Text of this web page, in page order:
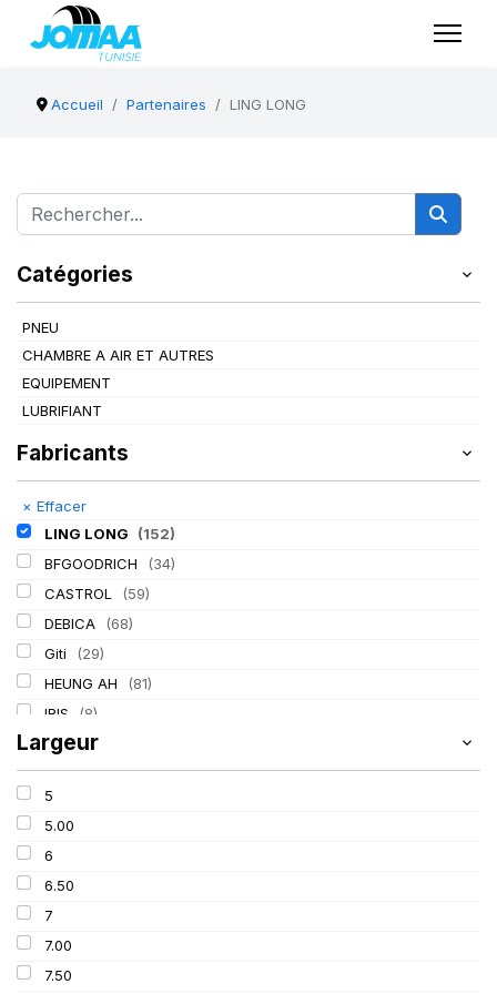
Accueil Partenaires LING LONG
Catégories
PNEU
CHAMBRE A AIR ET AUTRES
EQUIPEMENT
LUBRIFIANT
Fabricants
× Effacer
LING LONG
(152)
BFGOODRICH
(34)
CASTROL
(59)
DEBICA
(68)
Giti
(29)
HEUNG AH
(81)
IRIS
(8)
ITALMATIC
KLEBER (116)
LASSA
MICHELIN
MITAS
Mondolfo ferro
PIRELLI
PROMETEON
SCHRADER
Largeur
5
5.00
6
6.50
7
7.00
7.50